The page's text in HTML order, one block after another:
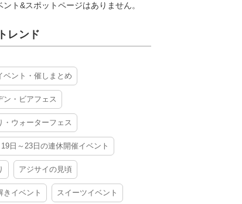
ト&スポットページはありません。
レンド
ベント・催しまとめ
ン・ビアフェス
・ウォーターフェス
日～23日の連休開催イベント
アジサイの見頃
きイベント スイーツイベント